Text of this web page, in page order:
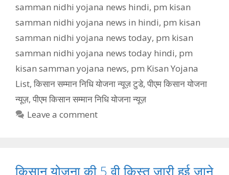
samman nidhi yojana news hindi, pm kisan
samman nidhi yojana news in hindi, pm kisan
samman nidhi yojana news today, pm kisan
samman nidhi yojana news today hindi, pm
kisan samman yojana news, pm Kisan Yojana
List, किसान सम्मान निधि योजना न्यूज़ टुडे, पीएम किसान योजना
न्यूज़, पीएम किसान सम्मान निधि योजना न्यूज़
Leave a comment
किसान योजना की 5 वी क़िस्त जारी हुई जाने